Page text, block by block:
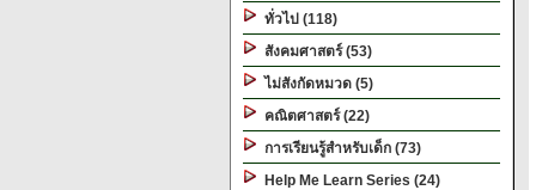
ทั่วไป (118)
สังคมศาสตร์ (53)
ไม่สังกัดหมวด (5)
คณิตศาสตร์ (22)
การเรียนรู้สำหรับเด็ก (73)
Help Me Learn Series (24)